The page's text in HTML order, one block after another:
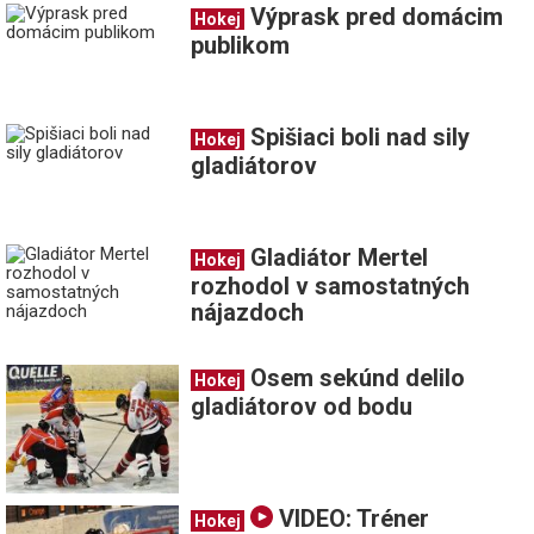
Hokej Výprask pred domácim
publikom
Hokej
Spišiaci boli nad sily
gladiátorov
Hokej
Gladiátor Mertel
rozhodol v samostatných
nájazdoch
Hokej
Osem sekúnd delilo
gladiátorov od bodu
Hokej
VIDEO: Tréner